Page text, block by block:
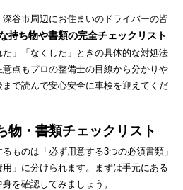
谷市周辺にお住まいのドライバーの皆
持ち物や書類の完全チェックリスト
」「なくした」ときの具体的な対処法
点もプロの整備士の目線から分かりや
で読んで安心安全に車検を迎えてくだ
物・書類チェックリスト
ものは「必ず用意する3つの必須書類」
」に分けられます。まずは手元にある
を確認してみましょう。